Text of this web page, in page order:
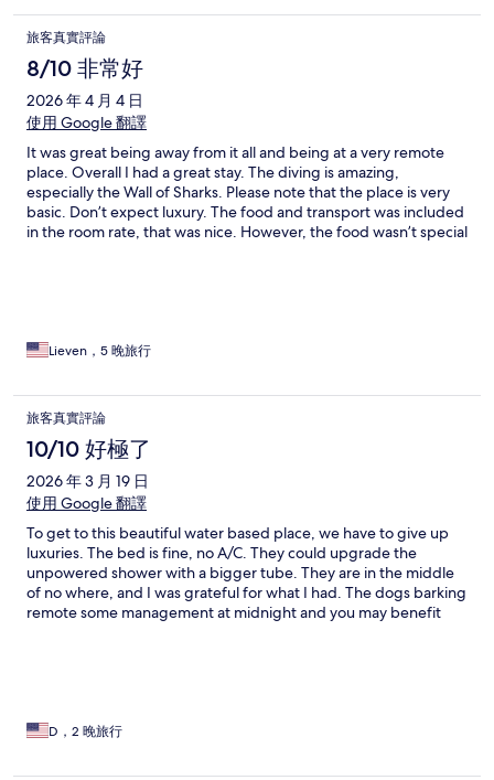
旅客真實評論
8/10 非常好
2026 年 4 月 4 日
使用 Google 翻譯
It was great being away from it all and being at a very remote
place. Overall I had a great stay. The diving is amazing,
especially the Wall of Sharks. Please note that the place is very
basic. Don’t expect luxury. The food and transport was included
in the room rate, that was nice. However, the food wasn’t special
if you like camping this might be fine, if you hate camping you
Lieven，5 晚旅行
旅客真實評論
10/10 好極了
2026 年 3 月 19 日
使用 Google 翻譯
To get to this beautiful water based place, we have to give up
luxuries. The bed is fine, no A/C. They could upgrade the
unpowered shower with a bigger tube. They are in the middle
of no where, and I was grateful for what I had. The dogs barking
remote some management at midnight and you may benefit
D，2 晚旅行